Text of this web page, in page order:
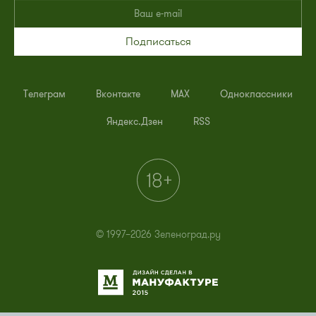
Подписаться
Телеграм Вконтакте MAX Одноклассники
Яндекс.Дзен RSS
© 1997–2026 Зеленоград.ру